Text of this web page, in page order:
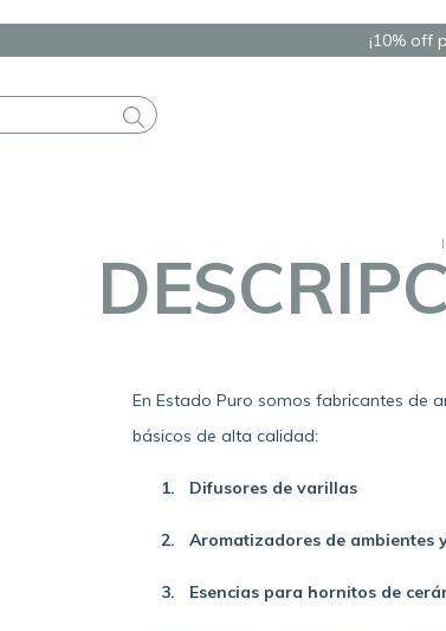
¡10% off
En Estado Puro somos fabricantes de
básicos de alta calidad:
1. Difusores de varillas
2. Aromatizadores de ambientes
3. Esencias para hornitos de